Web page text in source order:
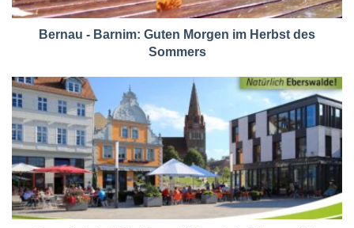
Bernau - Barnim: Guten Morgen im Herbst des
Sommers